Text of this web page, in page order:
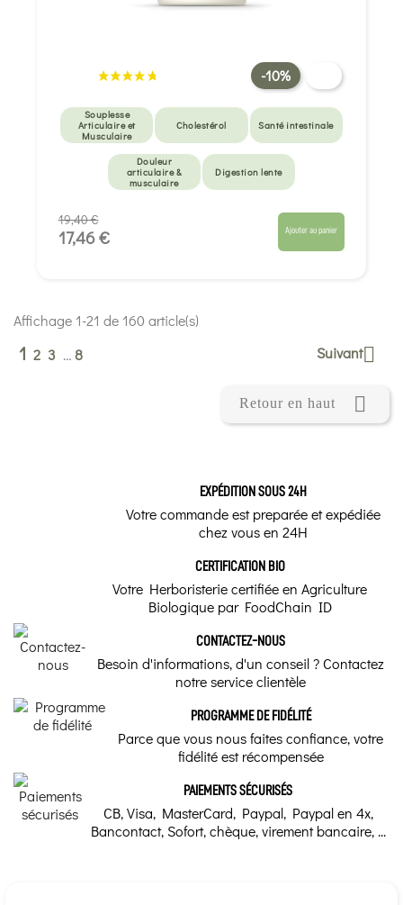
-10%
Souplesse
Articulaire et
Musculaire
Cholestérol Santé intestinale
Douleur
articulaire &
musculaire
Digestion lente
19,40 €
17,46 € Ajouter au panier
Affichage 1-21 de 160 article(s)
1 2 3 …8 Suivant
Retour en haut 
EXPÉDITION SOUS 24H
Votre commande est preparée et expédiée
chez vous en 24H
CERTIFICATION BIO
Votre Herboristerie certifiée en Agriculture
Biologique par FoodChain ID
CONTACTEZ-NOUS
Besoin d'informations, d'un conseil ? Contactez
notre service clientèle
PROGRAMME DE FIDÉLITÉ
Parce que vous nous faites confiance, votre
fidélité est récompensée
PAIEMENTS SÉCURISÉS
CB, Visa, MasterCard, Paypal, Paypal en 4x,
Bancontact, Sofort, chèque, virement bancaire, ...